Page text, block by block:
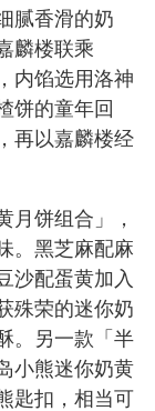
腻香滑的奶
麟楼联乘
内馅选用洛神
饼的童年回
再以嘉麟楼经
月饼组合」，
。黑芝麻配麻
沙配蛋黄加入
殊荣的迷你奶
。另一款「半
小熊迷你奶黄
匙扣，相当可